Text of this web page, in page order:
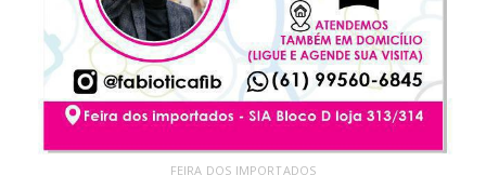
FEIRA DOS IMPORTADOS